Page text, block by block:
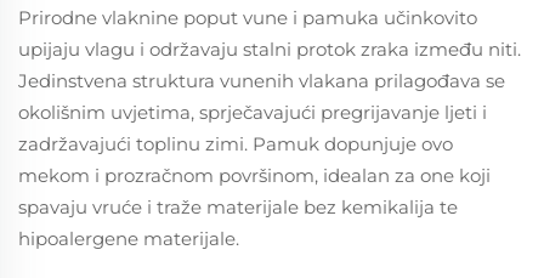
Prirodne vlaknine poput vune i pamuka učinkovito
upijaju vlagu i održavaju stalni protok zraka između niti.
Jedinstvena struktura vunenih vlakana prilagođava se
okolišnim uvjetima, sprječavajući pregrijavanje ljeti i
zadržavajući toplinu zimi. Pamuk dopunjuje ovo
mekom i prozračnom površinom, idealan za one koji
spavaju vruće i traže materijale bez kemikalija te
hipoalergene materijale.